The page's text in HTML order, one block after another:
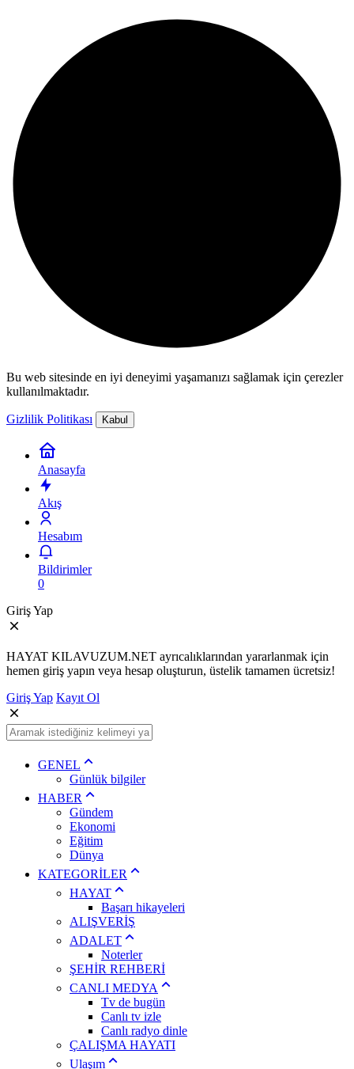
Bu web sitesinde en iyi deneyimi yaşamanızı sağlamak için çerezler
kullanılmaktadır.
Gizlilik Politikası Kabul
Anasayfa
Akış
Hesabım
Bildirimler
0
Giriş Yap
HAYAT KILAVUZUM.NET ayrıcalıklarından yararlanmak için
hemen giriş yapın veya hesap oluşturun, üstelik tamamen ücretsiz!
Giriş Yap Kayıt Ol
GENEL
Günlük bilgiler
HABER
Gündem
Ekonomi
Eğitim
Dünya
KATEGORİLER
HAYAT
Başarı hikayeleri
ALIŞVERİŞ
ADALET
Noterler
ŞEHİR REHBERİ
CANLI MEDYA
Tv de bugün
Canlı tv izle
Canlı radyo dinle
ÇALIŞMA HAYATI
Ulaşım